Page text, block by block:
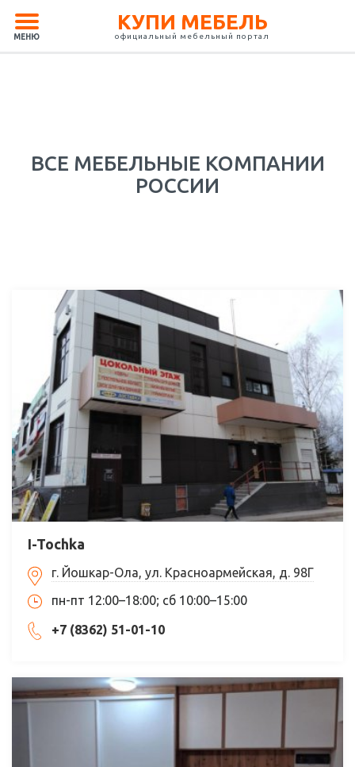
МЕНЮ
КУПИ МЕБЕЛЬ
официальный мебельный портал
ВСЕ МЕБЕЛЬНЫЕ КОМПАНИИ
РОССИИ
I-Tochka
г. Йошкар-Ола, ул. Красноармейская, д. 98Г
пн-пт 12:00–18:00; сб 10:00–15:00
+7 (8362) 51-01-10